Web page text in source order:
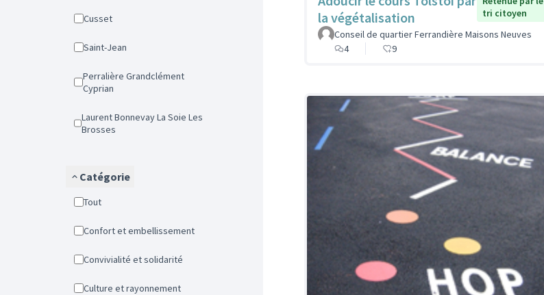
Cusset
Saint-Jean
Perralière Grandclément
Cyprian
Laurent Bonnevay La Soie Les
Brosses
Catégorie
Tout
Confort et embellissement
Convivialité et solidarité
Culture et rayonnement
la végétalisation
tri citoyen
Conseil de quartier Ferrandière Maisons Neuves
4
9